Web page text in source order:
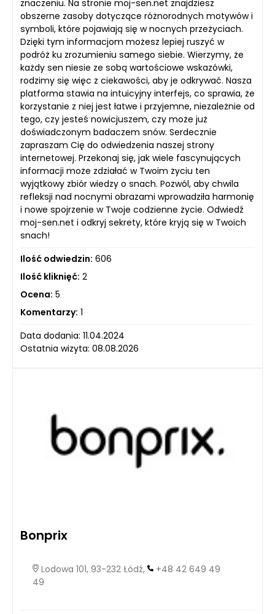
znaczeniu. Na stronie moj-sen.net znajdziesz
obszerne zasoby dotyczące różnorodnych motywów i
symboli, które pojawiają się w nocnych przeżyciach.
Dzięki tym informacjom możesz lepiej ruszyć w
podróż ku zrozumieniu samego siebie. Wierzymy, że
każdy sen niesie ze sobą wartościowe wskazówki,
rodzimy się więc z ciekawości, aby je odkrywać. Nasza
platforma stawia na intuicyjny interfejs, co sprawia, że
korzystanie z niej jest łatwe i przyjemne, niezależnie od
tego, czy jesteś nowicjuszem, czy może już
doświadczonym badaczem snów. Serdecznie
zapraszam Cię do odwiedzenia naszej strony
internetowej. Przekonaj się, jak wiele fascynujących
informacji może zdziałać w Twoim życiu ten
wyjątkowy zbiór wiedzy o snach. Pozwól, aby chwila
refleksji nad nocnymi obrazami wprowadziła harmonię
i nowe spojrzenie w Twoje codzienne życie. Odwiedź
moj-sen.net i odkryj sekrety, które kryją się w Twoich
snach!
Ilość odwiedzin: 606
Ilość kliknięć: 2
Ocena: 5
Komentarzy: 1
Data dodania: 11.04.2024
Ostatnia wizyta: 08.08.2026
Bonprix
Lodowa 101, 93-232 Łódź,
+48 42 649 49
49